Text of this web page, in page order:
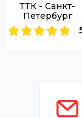
ТТК - Санкт-
Петербург